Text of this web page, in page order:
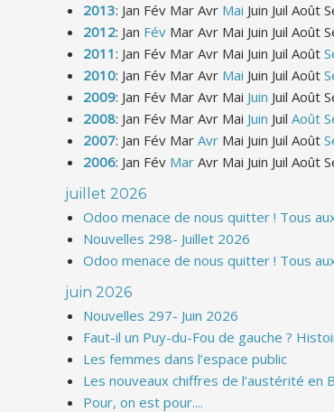
2013: Jan Fév Mar Avr Mai Juin Juil Août
2012: Jan Fév Mar Avr Mai Juin Juil Août
2011: Jan Fév Mar Avr Mai Juin Juil Août
2010: Jan Fév Mar Avr Mai Juin Juil Août
2009: Jan Fév Mar Avr Mai Juin Juil Août
2008: Jan Fév Mar Avr Mai Juin Juil Août
2007: Jan Fév Mar Avr Mai Juin Juil Août
2006: Jan Fév Mar Avr Mai Juin Juil Août
juillet 2026
Odoo menace de nous quitter ! Tous
Nouvelles 298- Juillet 2026
Odoo menace de nous quitter ! Tous
juin 2026
Nouvelles 297- Juin 2026
Faut-il un Puy-du-Fou de gauche ?
Les femmes dans l’espace public
Les nouveaux chiffres de l’austérité en
Pour, on est pour....